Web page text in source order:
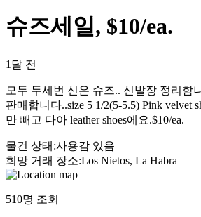
슈즈세일, $10/ea.
1달 전
모두 두세번 신은 슈즈.. 신발장 정리함
판매합니다..size 5 1/2(5-5.5) Pink velvet
만 빼고 다아 leather shoes에요.$10/ea.
물건 상태 :사용감 있음
희망 거래 장소:Los Nietos, La Habra
510명 조회